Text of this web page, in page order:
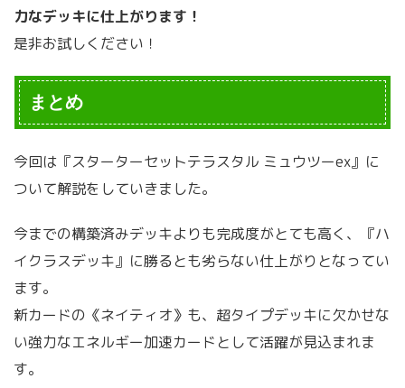
力なデッキに仕上がります！
是非お試しください！
まとめ
今回は『スターターセットテラスタル ミュウツーex』に
ついて解説をしていきました。
今までの構築済みデッキよりも完成度がとても高く、『ハ
イクラスデッキ』に勝るとも劣らない仕上がりとなってい
ます。
新カードの《ネイティオ》も、超タイプデッキに欠かせな
い強力なエネルギー加速カードとして活躍が見込まれま
す。